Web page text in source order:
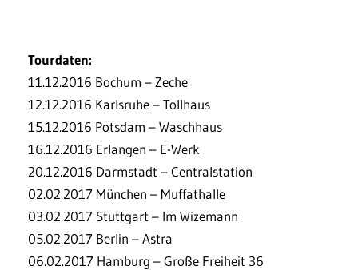
Tourdaten:
11.12.2016 Bochum – Zeche
12.12.2016 Karlsruhe – Tollhaus
15.12.2016 Potsdam – Waschhaus
16.12.2016 Erlangen – E-Werk
20.12.2016 Darmstadt – Centralstation
02.02.2017 München – Muffathalle
03.02.2017 Stuttgart – Im Wizemann
05.02.2017 Berlin – Astra
06.02.2017 Hamburg – Große Freiheit 36